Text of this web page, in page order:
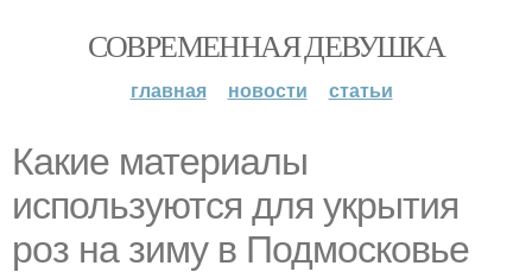
СОВРЕМЕННАЯ ДЕВУШКА
главная новости статьи
Какие материалы
используются для укрытия
роз на зиму в Подмосковье